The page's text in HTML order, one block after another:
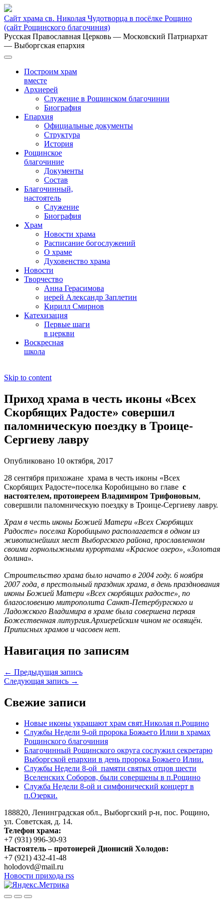
Сайт храма св. Николая Чудотворца в посёлке Рощино
(сайт Рощинского благочиния)
Русская Православная Церковь — Московский Патриархат
— Выборгская епархия
Построим храм
вместе
Архиерей
Служение в Рощинском благочинии
Биография
Епархия
Официальные документы
Структура
История
Рощинское
благочиние
Документы
Состав
Благочинный,
настоятель
Служение
Биография
Храм
Новости храма
Расписание богослужений
О храме
Духовенство храма
Новости
Творчество
Анна Герасимова
иерей Александр Заплетин
Кирилл Смирнов
Катехизация
Первые шаги
в церкви
Воскресная
школа
Skip to content
Приход храма в честь иконы «Всех
Скорбящих Радосте» совершил
паломническую поездку в Троице-
Сергиеву лавру
Опубликовано 10 октября, 2017
28 сентября прихожане храма в честь иконы «Всех
Скорбящих Радосте»поселка Коробицыно во главе с
настоятелем, протоиереем Владимиром Трифоновым,
совершили паломническую поездку в Троице-Сергиеву лавру.
Храм в честь иконы Божией Матери «Всех Скорбящих
Радосте» поселка Коробицыно располагается в одном из
живописнейших мест Выборгского района, прославленном
своими горнолыжными курортами «Красное озеро», «Золотая
долина».
Строительство храма было начато в 2004 году. 6 ноября
2007 года, в престольный праздник храма, в день празднования
иконы Божией Матери «Всех скорбящих радосте», по
благословению митрополита Санкт-Петербургского и
Ладожского Владимира в храме была совершена первая
Божественная литургия.Архиерейским чином не освящён.
Приписных храмов и часовен нет.
Навигация по записям
← Предыдущая запись
Следующая запись →
Свежие записи
Новые иконы украшают храм свят.Николая п.Рощино
Службы Недели 9-ой пророка Божьего Илии в храмах
Рощинского благочиния
Благочинный Рощинского округа сослужил секретарю
Выборгской епархии в день пророка Божьего Илии.
Службы Недели 8-ой памяти святых отцов шести
Вселенских Соборов, были совершены в п.Рощино
Служба Недели 8-ой и симфонический концерт в
п.Озерки.
188820, Ленинградская обл., Выборгский р-н, пос. Рощино,
ул. Советская, д. 14.
Телефон храма:
+7 (931) 996-30-93
Настоятель – протоиерей Дионисий Холодов:
+7 (921) 432-41-48
holodovd@mail.ru
Новости прихода rss